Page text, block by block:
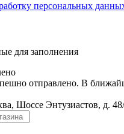
персональных
для заполнения
отправлено. В
Шоссе Энтузиастов, д.